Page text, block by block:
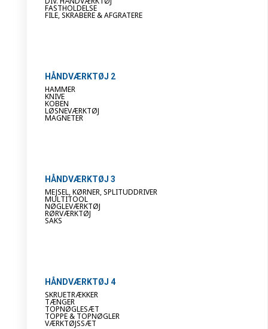
FASTHOLDELSE
FILE, SKRABERE & AFGRATERE
HÅNDVÆRKTØJ 2
HAMMER
KNIVE
KOBEN
LØSNEVÆRKTØJ
MAGNETER
HÅNDVÆRKTØJ 3
MEJSEL, KØRNER, SPLITUDDRIVER
MULTITOOL
NØGLEVÆRKTØJ
RØRVÆRKTØJ
SAKS
HÅNDVÆRKTØJ 4
SKRUETRÆKKER
TÆNGER
TOPNØGLESÆT
TOPPE & TOPNØGLER
VÆRKTØJSSÆT